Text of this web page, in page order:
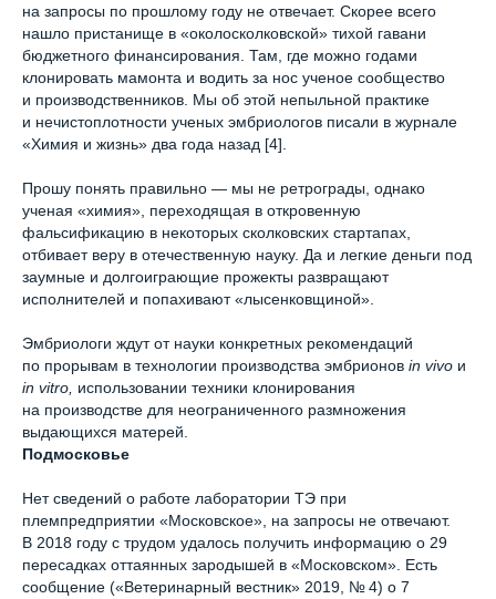
на запросы по прошлому году не отвечает. Скорее всего
нашло пристанище в «околосколковской» тихой гавани
бюджетного финансирования. Там, где можно годами
клонировать мамонта и водить за нос ученое сообщество
и производственников. Мы об этой непыльной практике
и нечистоплотности ученых эмбриологов писали в журнале
«Химия и жизнь» два года назад [4].
Прошу понять правильно — мы не ретрограды, однако
ученая «химия», переходящая в откровенную
фальсификацию в некоторых сколковских стартапах,
отбивает веру в отечественную науку. Да и легкие деньги под
заумные и долгоиграющие прожекты развращают
исполнителей и попахивают «лысенковщиной».
Эмбриологи ждут от науки конкретных рекомендаций
по прорывам в технологии производства эмбрионов in vivo и
in vitro, использовании техники клонирования
на производстве для неограниченного размножения
выдающихся матерей.
Подмосковье
Нет сведений о работе лаборатории ТЭ при
племпредприятии «Московское», на запросы не отвечают.
В 2018 году с трудом удалось получить информацию о 29
пересадках оттаянных зародышей в «Московском». Есть
сообщение («Ветеринарный вестник» 2019, № 4) о 7